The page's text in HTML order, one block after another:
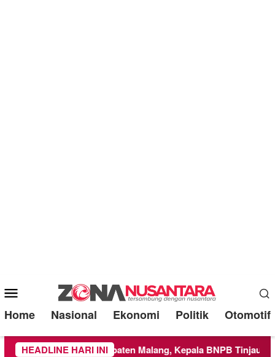
Mobile
Menu
Home Nasional Ekonomi Politik Otomotif
HEADLINE HARI INI
Kabupaten Malang, Kepala BNPB Tinjau Langsung Lokasi